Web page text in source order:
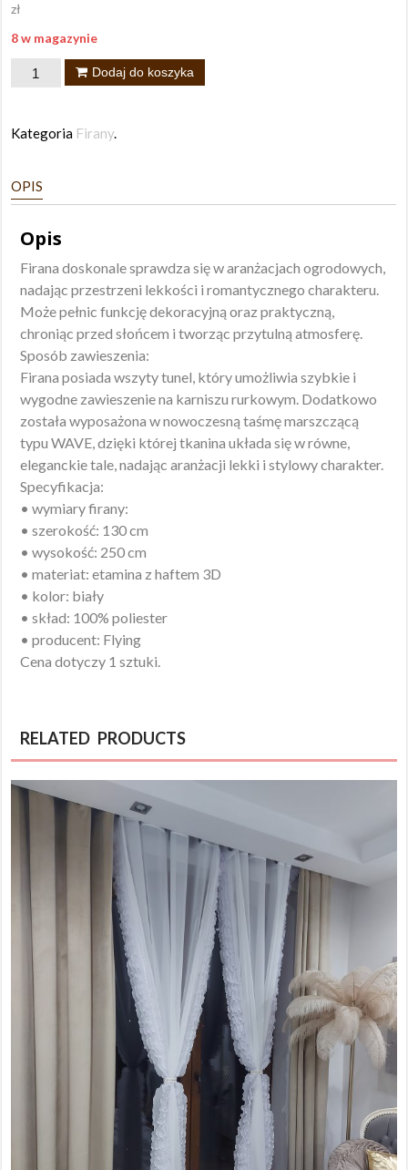
zł
8 w magazynie
ilość
haftowana
Dodaj do koszyka
Kategoria Firany.
OPIS
Opis
Firana doskonale sprawdza się w aranżacjach ogrodowych,
nadając przestrzeni lekkości i romantycznego charakteru.
Może pełnic funkcję dekoracyjną oraz praktyczną,
chroniąc przed słońcem i tworząc przytulną atmosferę.
Sposób zawieszenia:
Firana posiada wszyty tunel, który umożliwia szybkie i
wygodne zawieszenie na karniszu rurkowym. Dodatkowo
została wyposażona w nowoczesną taśmę marszczącą
typu WAVE, dzięki której tkanina układa się w równe,
eleganckie tale, nadając aranżacji lekki i stylowy charakter.
Specyfikacja:
• wymiary firany:
• szerokość: 130 cm
• wysokość: 250 cm
• materiat: etamina z haftem 3D
• kolor: biały
• skład: 100% poliester
• producent: Flying
Cena dotyczy 1 sztuki.
RELATED PRODUCTS